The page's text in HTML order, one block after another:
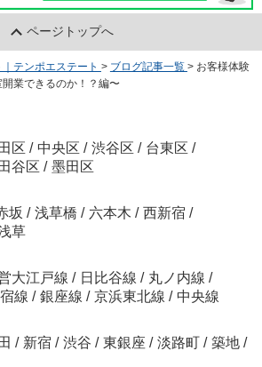
ページトップへ
テンポエステート > ブログ記事一覧 > お客様体験
業できるのか！？編〜
区 / 中央区 / 渋谷区 / 台東区 /
谷区 / 墨田区
坂 / 浅草橋 / 六本木 / 西新宿 /
草
大江戸線 / 日比谷線 / 丸ノ内線 /
線 / 銀座線 / 京浜東北線 / 中央線
/ 新宿 / 渋谷 / 東銀座 / 淡路町 / 築地 /